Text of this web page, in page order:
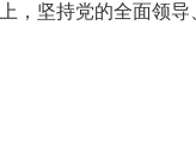
坚持党的全面领导